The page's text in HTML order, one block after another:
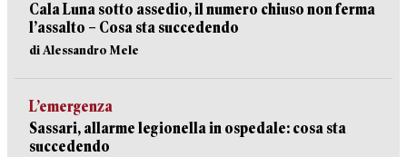
Cala Luna sotto assedio, il numero chiuso non ferma
l’assalto – Cosa sta succedendo
di Alessandro Mele
L’emergenza
Sassari, allarme legionella in ospedale: cosa sta
succedendo